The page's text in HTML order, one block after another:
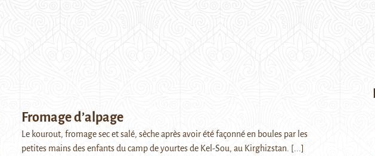
Fromage d’alpage
Le kourout, fromage sec et salé, sèche après avoir été façonné en boules par les
petites mains des enfants du camp de yourtes de Kel-Sou, au Kirghizstan. [...]